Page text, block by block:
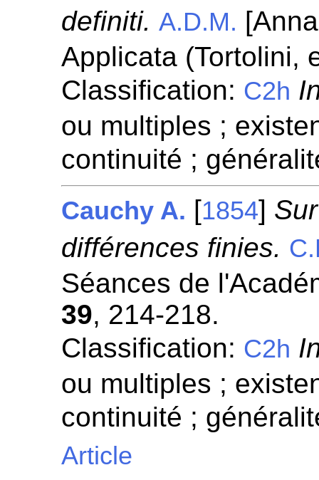
definiti. A.D.M.
Applicata (Tortolini,
Classification: C2h
ou multiples ;
continuité ;
Cauchy A. [1854]
différences finies.
Séances de
39, 214-218.
Classification: C2h
ou multiples ;
continuité ;
Article